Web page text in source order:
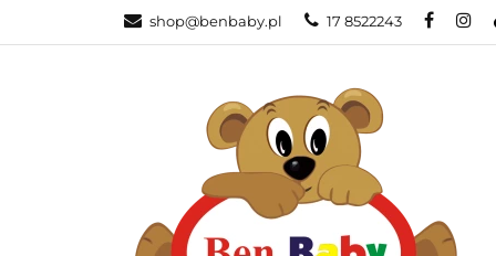
shop@benbaby.pl 17 8522243